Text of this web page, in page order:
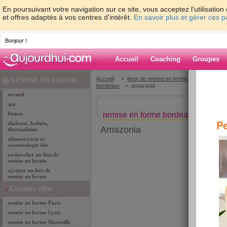
En poursuivant votre navigation sur ce site, vous acceptez
et offres adaptés à vos centres d'intérêt. En savoir plus et gérer ces
Bonjour !
Accueil Coaching Groupes
REMISE EN FORME
accueil
spa
fitness
thalasso, balnéo,
thermalisme
alimentation et
cosmétologie bio
rechercher un lieu de
remise en forme
ajouter un lieu de
remise en forme
Grandes villes
remise en forme Paris
remise en forme Lyon
remise en forme Marseille
Accueil > lieux de remise en forme
bordeaux
> amazonia‎
remise en forme bordeaux
Amazonia‎